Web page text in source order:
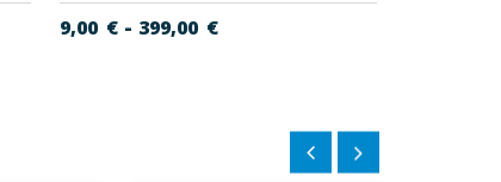
9,00 € - 399,00 €